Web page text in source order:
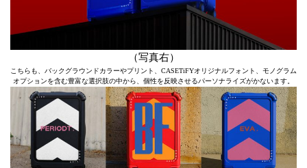
（写真右）
こちらも、バックグラウンドカラーやプリント、CASETiFYオリジナルフォント、モノグラム
オプションを含む豊富な選択肢の中から、個性を反映させるパーソナライズがかないます。